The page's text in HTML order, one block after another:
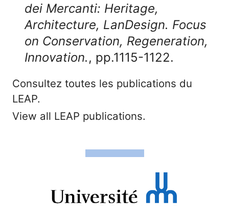
dei Mercanti: Heritage,
Architecture, LanDesign. Focus
on Conservation, Regeneration,
Innovation., pp.1115-1122.
Consultez toutes les publications du
LEAP.
View all LEAP publications.